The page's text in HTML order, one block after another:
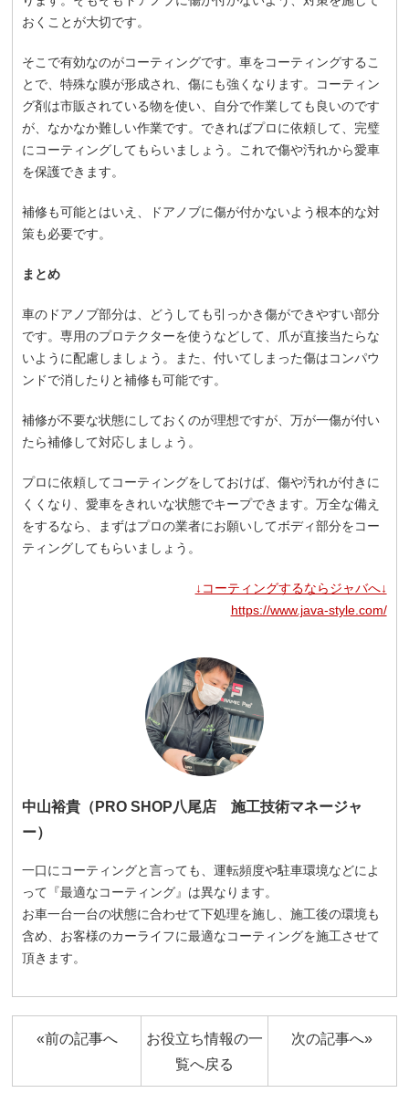
おくことが大切です。
そこで有効なのがコーティングです。車をコーティングするこ
とで、特殊な膜が形成され、傷にも強くなります。コーティン
グ剤は市販されている物を使い、自分で作業しても良いのです
が、なかなか難しい作業です。できればプロに依頼して、完璧
にコーティングしてもらいましょう。これで傷や汚れから愛車
を保護できます。
補修も可能とはいえ、ドアノブに傷が付かないよう根本的な対
策も必要です。
まとめ
車のドアノブ部分は、どうしても引っかき傷ができやすい部分
です。専用のプロテクターを使うなどして、爪が直接当たらな
いように配慮しましょう。また、付いてしまった傷はコンパウ
ンドで消したりと補修も可能です。
補修が不要な状態にしておくのが理想ですが、万が一傷が付い
たら補修して対応しましょう。
プロに依頼してコーティングをしておけば、傷や汚れが付きに
くくなり、愛車をきれいな状態でキープできます。万全な備え
をするなら、まずはプロの業者にお願いしてボディ部分をコー
ティングしてもらいましょう。
↓コーティングするならジャバへ↓
https://www.java-style.com/
中山裕貴（PRO SHOP八尾店 施工技術マネージャ
ー）
一口にコーティングと言っても、運転頻度や駐車環境などによ
って『最適なコーティング』は異なります。
お車一台一台の状態に合わせて下処理を施し、施工後の環境も
含め、お客様のカーライフに最適なコーティングを施工させて
頂きます。
«前の記事へ 次の記事へ»
お役立ち情報の一
覧へ戻る